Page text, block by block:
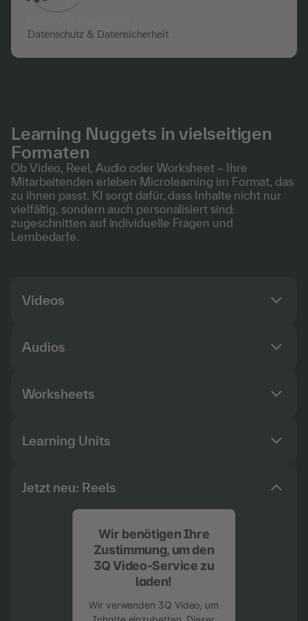
Datenschutz & Datensicherheit
Learning Nuggets in vielseitigen
Formaten
Ob Video, Reel, Audio oder Worksheet – Ihre
Mitarbeitenden erleben Microlearning im Format, das
zu ihnen passt. KI sorgt dafür, dass Inhalte nicht nur
vielfältig, sondern auch personalisiert sind:
zugeschnitten auf individuelle Fragen und
Lernbedarfe.
Videos
Audios
Worksheets
Learning Units
Jetzt neu: Reels
Wir benötigen Ihre
Zustimmung, um den
3Q Video-Service zu
laden!
Wir verwenden 3Q Video, um